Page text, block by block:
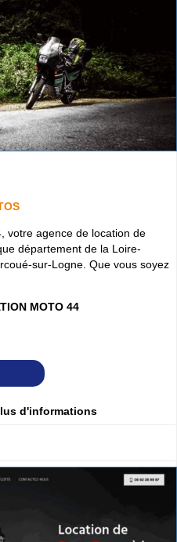
votre agence de location de
département de la Loire-
sur-Logne. Que vous soyez
MOTO 44
d'informations